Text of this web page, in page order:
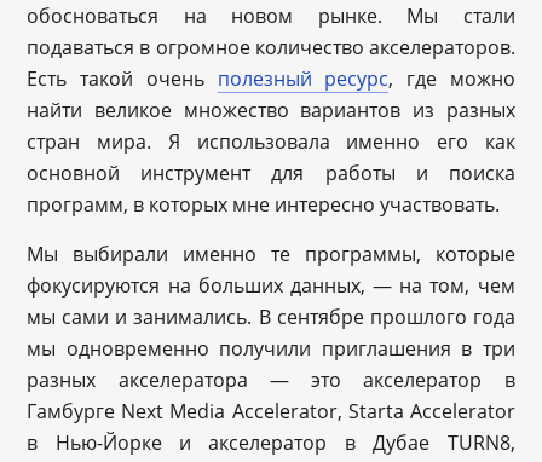
обосноваться на новом рынке. Мы стали
подаваться в огромное количество акселераторов.
Есть такой очень полезный ресурс, где можно
найти великое множество вариантов из разных
стран мира. Я использовала именно его как
основной инструмент для работы и поиска
программ, в которых мне интересно участвовать.
Мы выбирали именно те программы, которые
фокусируются на больших данных, — на том, чем
мы сами и занимались. В сентябре прошлого года
мы одновременно получили приглашения в три
разных акселератора — это акселератор в
Гамбурге Next Media Accelerator, Starta Accelerator
в Нью-Йорке и акселератор в Дубае TURN8,